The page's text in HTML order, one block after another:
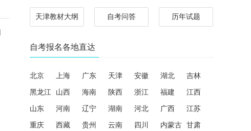
天津教材大纲 自考问答 历年试题
自考报名各地直达
北京 上海 广东 天津 安徽 湖北 吉林
黑龙江 山西 海南 陕西 浙江 福建 江西
山东 河南 辽宁 湖南 河北 广西 江苏
重庆 西藏 贵州 云南 四川 内蒙古 甘肃